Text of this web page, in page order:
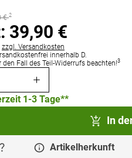
€ 2
39,90 €
zzgl. Versandkosten
innerhalb D.
den Fall des Teil-Widerrufs beachten!3
1-3 Tage**
In
Artikelherkunft